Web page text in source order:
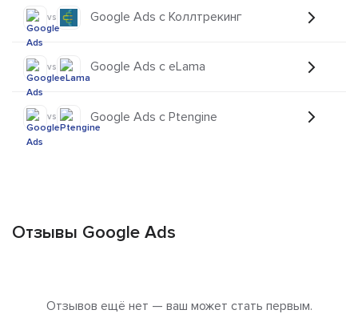
vs Google Ads с Коллтрекинг
vs Google Ads с eLama
vs Google Ads с Ptengine
Отзывы Google Ads
Отзывов ещё нет — ваш может стать первым.